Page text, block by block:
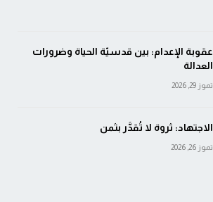
عقوبة الإعدام: بين قدسيّة الحياة وضرورات
العدالة
تموز 29, 2026
الاجتهاد: ثروة لا تُقدَّر بثمن
تموز 26, 2026